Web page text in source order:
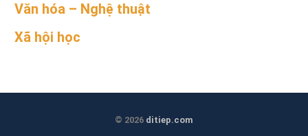
Văn hóa – Nghệ thuật
Xã hội học
© 2026 ditiep.com